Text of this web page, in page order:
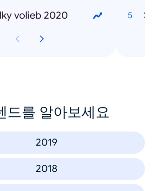
volieb 2020
드를 알아보세요
2019
2018